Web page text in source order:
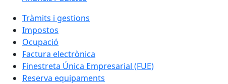
Tràmits i gestions
Impostos
Ocupació
Factura electrònica
Finestreta Única Empresarial (FUE)
Reserva equipaments